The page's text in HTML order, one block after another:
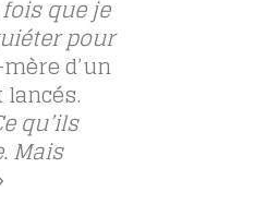
que je
pour
d’un
qu’ils
Mais